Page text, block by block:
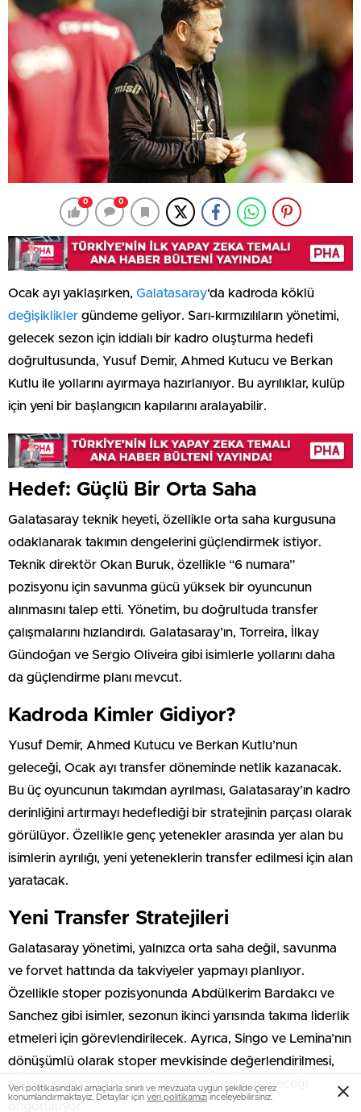
0 0
Ocak ayı yaklaşırken, Galatasaray‘da kadroda köklü
değişiklikler gündeme geliyor. Sarı-kırmızılıların yönetimi,
gelecek sezon için iddialı bir kadro oluşturma hedefi
doğrultusunda, Yusuf Demir, Ahmed Kutucu ve Berkan
Kutlu ile yollarını ayırmaya hazırlanıyor. Bu ayrılıklar, kulüp
için yeni bir başlangıcın kapılarını aralayabilir.
Hedef: Güçlü Bir Orta Saha
Galatasaray teknik heyeti, özellikle orta saha kurgusuna
odaklanarak takımın dengelerini güçlendirmek istiyor.
Teknik direktör Okan Buruk, özellikle “6 numara”
pozisyonu için savunma gücü yüksek bir oyuncunun
alınmasını talep etti. Yönetim, bu doğrultuda transfer
çalışmalarını hızlandırdı. Galatasaray’ın, Torreira, İlkay
Gündoğan ve Sergio Oliveira gibi isimlerle yollarını daha
da güçlendirme planı mevcut.
Kadroda Kimler Gidiyor?
Yusuf Demir, Ahmed Kutucu ve Berkan Kutlu’nun
geleceği, Ocak ayı transfer döneminde netlik kazanacak.
Bu üç oyuncunun takımdan ayrılması, Galatasaray’ın kadro
derinliğini artırmayı hedeflediği bir stratejinin parçası olarak
görülüyor. Özellikle genç yetenekler arasında yer alan bu
isimlerin ayrılığı, yeni yeteneklerin transfer edilmesi için alan
yaratacak.
Yeni Transfer Stratejileri
Galatasaray yönetimi, yalnızca orta saha değil, savunma
ve forvet hattında da takviyeler yapmayı planlıyor.
Özellikle stoper pozisyonunda Abdülkerim Bardakcı ve
Sanchez gibi isimler, sezonun ikinci yarısında takıma liderlik
etmeleri için görevlendirilecek. Ayrıca, Singo ve Lemina’nın
dönüşümlü olarak stoper mevkisinde değerlendirilmesi,
takımın savunma hattını daha esnek hale getireceği
Veri politikasındaki amaçlarla sınırlı ve mevzuata uygun şekilde çerez
konumlandırmaktayız. Detaylar için veri politikamızı inceleyebilirsiniz.